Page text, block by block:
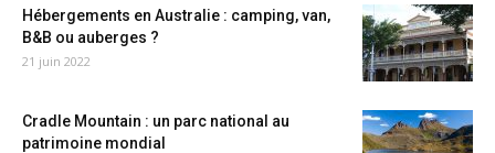
Hébergements en Australie : camping, van,
B&B ou auberges ?
21 juin 2022
Cradle Mountain : un parc national au
patrimoine mondial